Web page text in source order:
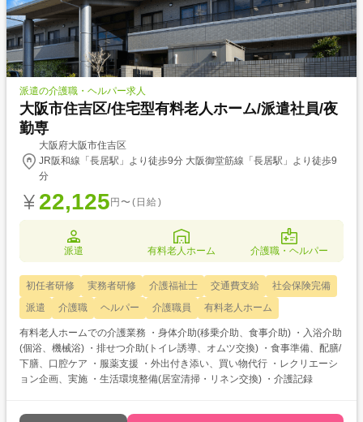
派遣の介護職・ヘルパー求人
大阪市住吉区/住宅型有料老人ホーム/派遣社員/夜
勤専
大阪府大阪市住吉区
JR阪和線「長居駅」より徒歩9分 大阪御堂筋線「長居駅」より徒歩9
分
22,125 円〜(日給)
派遣 有料老人ホーム 介護職・ヘルパー
初任者研修 実務者研修 介護福祉士 交通費支給
社会保険完備
派遣
介護職 ヘルパー 介護職員 有料老人ホーム
有料老人ホームでの介護業務 ・身体介助(移乗介助、食事介助) ・入浴介助
(個浴、機械浴) ・排せつ介助(トイレ誘導、オムツ交換) ・食事準備、配膳/
下膳、口腔ケア ・服薬支援 ・外出付き添い、買い物代行 ・レクリエーシ
ョン企画、実施 ・生活環境整備(居室清掃・リネン交換) ・介護記録